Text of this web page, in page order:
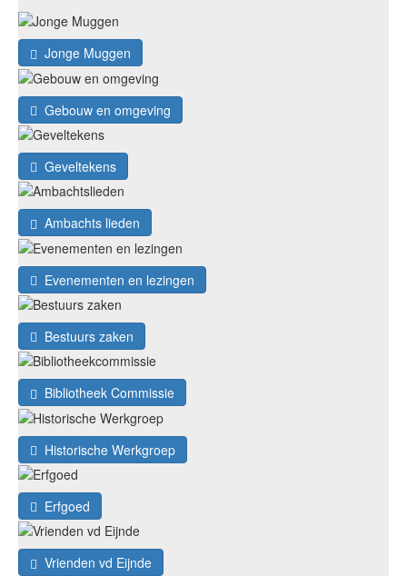
Jonge Muggen
Gebouw en omgeving
Geveltekens
Ambachts lieden
Evenementen en lezingen
Bestuurs zaken
Bibliotheek Commissie
Historische Werkgroep
Erfgoed
Vrienden vd Eijnde